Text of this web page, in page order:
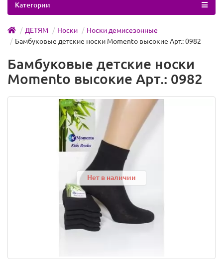
Категории
ДЕТЯМ Носки
Носки демисезонные
Бамбуковые детские носки Momento высокие Арт.: 0982
Бамбуковые детские носки
Momento высокие Арт.: 0982
Нет в наличии